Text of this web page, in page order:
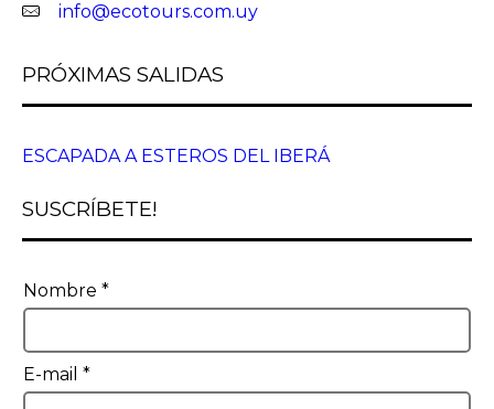
info@ecotours.com.uy
PRÓXIMAS SALIDAS
ESCAPADA A ESTEROS DEL IBERÁ
SUSCRÍBETE!
Nombre *
E-mail *